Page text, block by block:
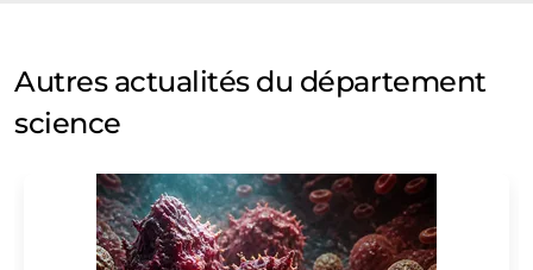
Autres actualités du département
science